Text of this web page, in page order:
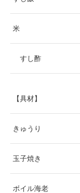
米
すし酢
【具材】
きゅうり
玉子焼き
ボイル海老